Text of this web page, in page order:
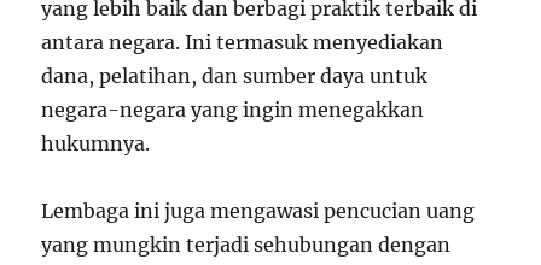
yang lebih baik dan berbagi praktik terbaik di
antara negara. Ini termasuk menyediakan
dana, pelatihan, dan sumber daya untuk
negara-negara yang ingin menegakkan
hukumnya.
Lembaga ini juga mengawasi pencucian uang
yang mungkin terjadi sehubungan dengan